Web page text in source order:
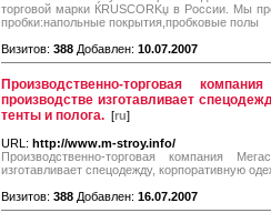
торговой марки ЌRUSCORKџ в России. Мы
пробки:напольные покрытия,пробковые полы
Визитов: 388 Добавлен: 10.07.2007
Производственно-торговая
производстве изготавливает
тенты и полога. [ru]
URL: http://www.m-stroy.info/
Производственно-торговая компания
изготавливает спецодежду, корпоративную
Визитов: 388 Добавлен: 16.07.2007